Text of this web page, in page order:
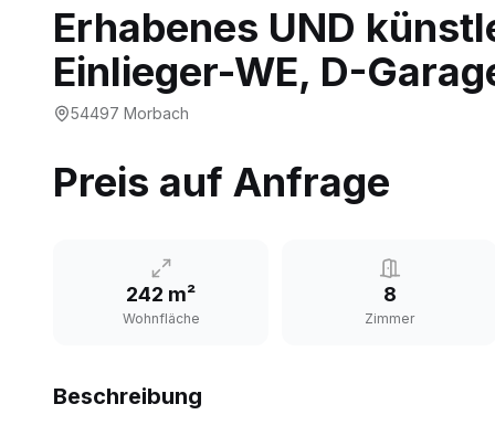
Erhabenes UND
Einlieger-WE, D-
54497 Morbach
Preis auf Anfrage
242 m²
Wohnfläche
8
Zimmer
Beschreibung